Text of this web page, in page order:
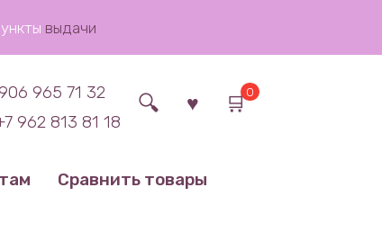
выдачи
965 71 32
962 813 81 18
0
Сравнить товары